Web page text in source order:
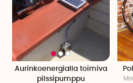
Aurinkoenergialla toimiva
pilssipumppu